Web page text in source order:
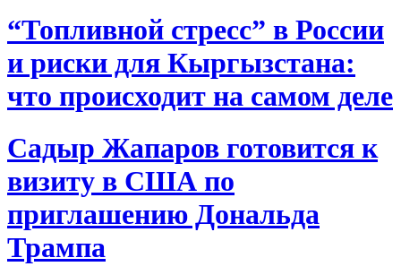
“Топливной стресс” в России
и риски для Кыргызстана:
что происходит на самом деле
Садыр Жапаров готовится к
визиту в США по
приглашению Дональда
Трампа